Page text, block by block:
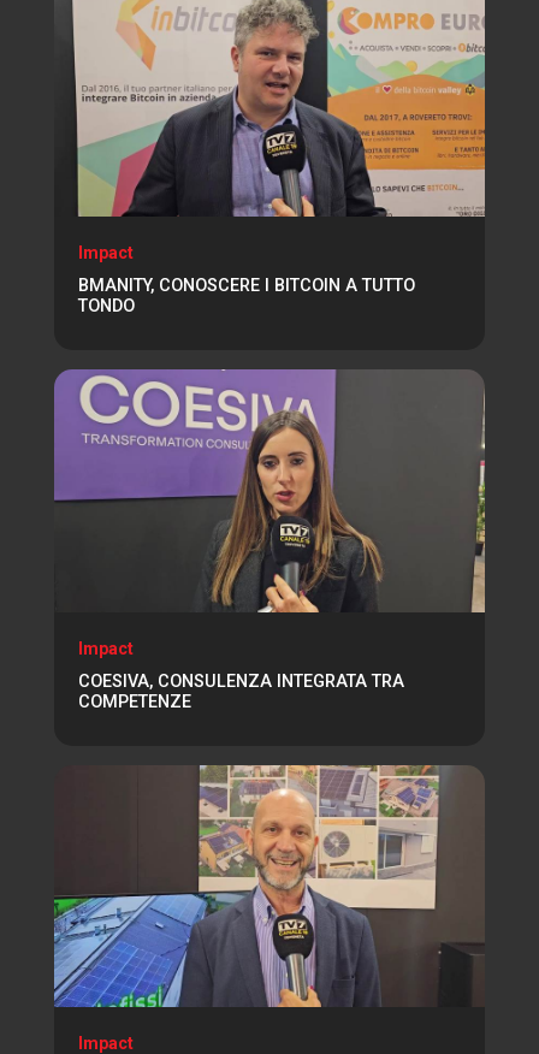
Impact
BMANITY, CONOSCERE I BITCOIN A TUTTO
TONDO
Impact
COESIVA, CONSULENZA INTEGRATA TRA
COMPETENZE
Impact